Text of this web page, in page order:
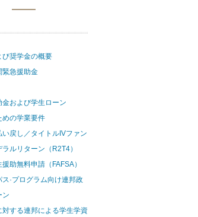
び奨学金の概要
緊急援助金
金および学生ローン
めの学業要件
戻し／タイトルIVファン
ラルリターン（R2T4）
助無料申請（FAFSA）
ス·プログラム向け連邦政
ン
対する連邦による学生学資